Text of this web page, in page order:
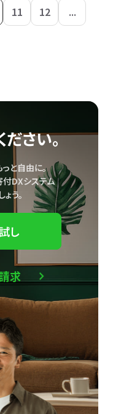
11 12
...
さい。
と自由に。
DXシステム
う。
し
求